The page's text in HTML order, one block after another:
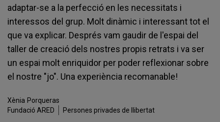
adaptar-se a la perfecció en les necessitats i
interessos del grup. Molt dinàmic i interessant tot el
que va explicar. Després vam gaudir de l'espai del
taller de creació dels nostres propis retrats i va ser
un espai molt enriquidor per poder reflexionar sobre
el nostre "jo". Una experiència recomanable!
Xènia Porqueras
Fundació ARED
Persones privades de llibertat